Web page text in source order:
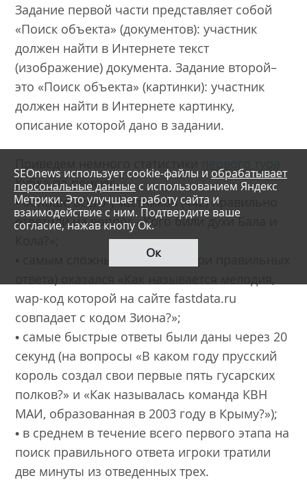
Задание первой части представляет собой
«Поиск объекта» (документов): участник
должен найти в Интернете текст
(изображение) документа. Задание второй–
это «Поиск объекта» (картинки): участник
должен найти в Интернете картинку,
описание которой дано в задании.
Кубка по поиску:
• больше всего участников (442) правильно
ответили на вопрос «Кого били духи Бала и
• самым сложным вопросом (три правильных
wap-код которой на сайте fastdata.ru
совпадает с кодом Зиона?»;
• самые быстрые ответы были даны через 20
секунд (на вопросы «В каком году прусский
король создал свои первые пять гусарских
полков?» и «Как называлась команда КВН
МАИ, образованная в 2003 году в Крыму?»);
• в среднем в течение всего первого этапа на
поиск правильного ответа игроки тратили
две минуты из отведенных трех.
SEOnews использует cookie-файлы и обрабатывает
персональные данные с использованием Яндекс
Метрики. Это улучшает работу сайта и
взаимодействие с ним. Подтвердите ваше
согласие, нажав кнопу Ок.
Ок